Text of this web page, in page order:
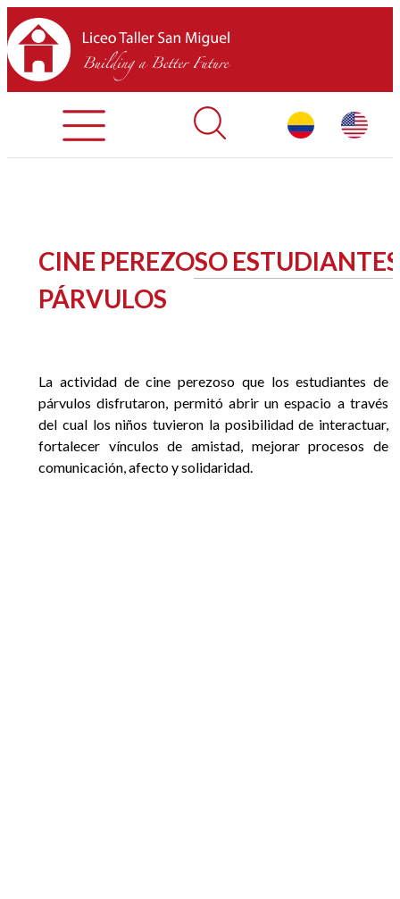
INICIO
SOBRE LTSM
EGRESADOS
CINE PEREZOSO ESTUDIANTES
PÁRVULOS
La actividad de cine perezoso que los estudiantes de
párvulos disfrutaron, permitó abrir un espacio a través
del cual los niños tuvieron la posibilidad de interactuar,
fortalecer vínculos de amistad, mejorar procesos de
comunicación, afecto y solidaridad.